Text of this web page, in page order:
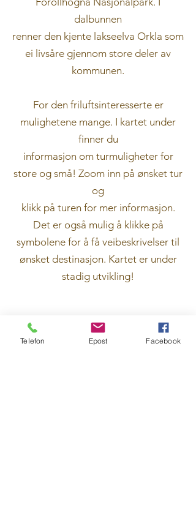
dalbunnen
renner den kjente lakseelva Orkla som
ei livsåre gjennom store deler av
kommunen.
For den friluftsinteresserte er
mulighetene mange. I kartet under
finner du
informasjon om turmuligheter for
store og små! Zoom inn på ønsket tur
og
klikk på turen for mer informasjon.
Det er også mulig å klikke på
symbolene for å få veibeskrivelser til
ønsket destinasjon. Kartet er under
stadig utvikling!
Telefon Epost Facebook